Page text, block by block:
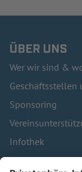
ÜBER UNS
Wer wir sind &
Geschäftsstellen
Sponsoring
Infothek
Kontakt